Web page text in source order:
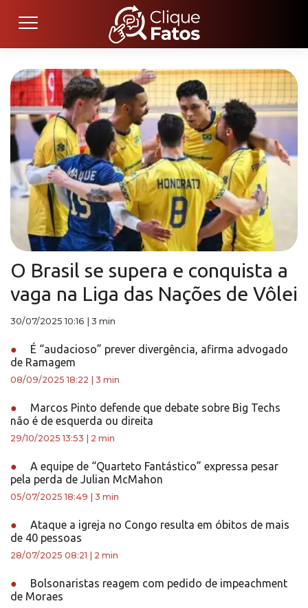
O Brasil se supera e conquista a
vaga na Liga das Nações de Vôlei
30/07/2025 10:16 3 min
●
É “audacioso” prever divergência, afirma advogado
de Ramagem
08/09/2025 18:22 3 min
●
Marcos Pinto defende que debate sobre Big Techs
não é de esquerda ou direita
29/10/2025 13:53 2 min
●
A equipe de “Quarteto Fantástico” expressa pesar
pela perda de Julian McMahon
05/07/2025 18:49 3 min
●
Ataque a igreja no Congo resulta em óbitos de mais
de 40 pessoas
28/07/2025 08:21 2 min
●
Bolsonaristas reagem com pedido de impeachment
de Moraes